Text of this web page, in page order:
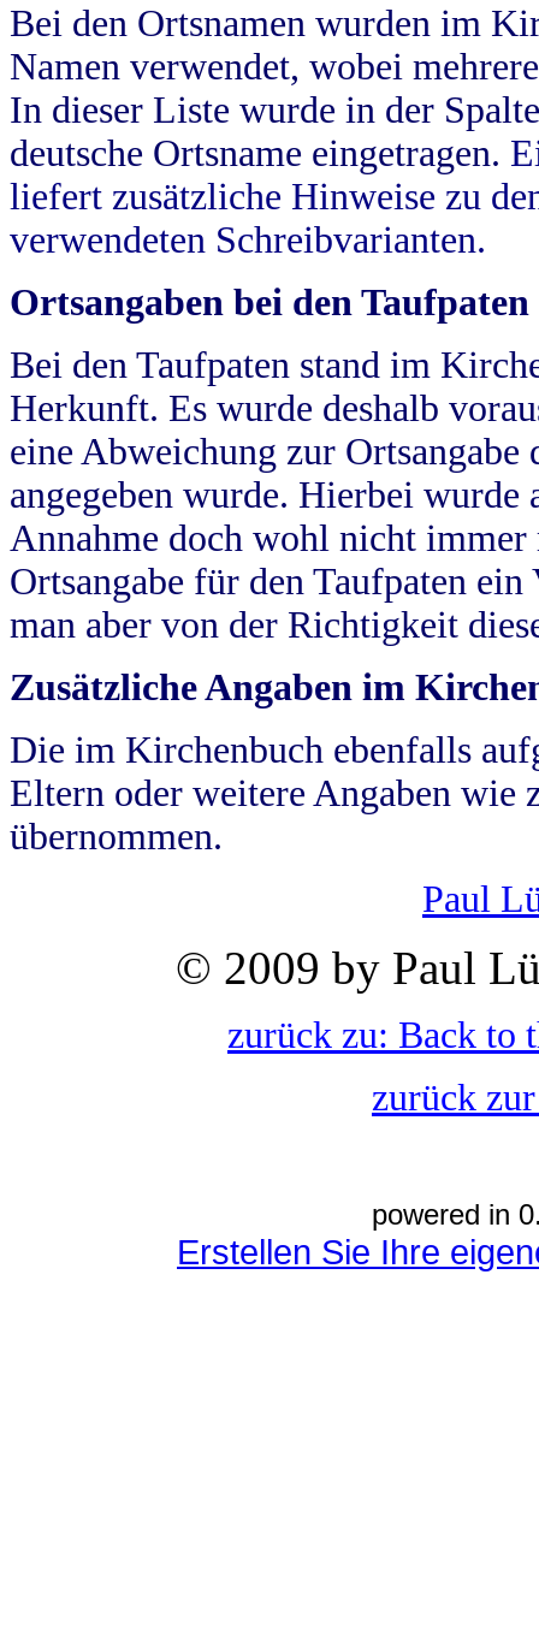
Bei den Ortsnamen wurden im
Namen verwendet, wobei
In dieser Liste wurde in der
deutsche Ortsname eingetragen.
liefert zusätzliche Hinweise zu
verwendeten Schreibvarianten.
Ortsangaben bei den Taufpaten
Bei den Taufpaten stand im
Herkunft. Es wurde deshalb
eine Abweichung zur
angegeben wurde. Hierbei wurde
Annahme doch wohl nicht
Ortsangabe für den Taufpaten
man aber von der Richtigkeit
Zusätzliche Angaben im
Die im Kirchenbuch ebenfalls
Eltern oder weitere Angaben wie
übernommen.
Paul
© 2009 by Paul
zurück zu: Back to
zurück
powered in
Erstellen Sie Ihre